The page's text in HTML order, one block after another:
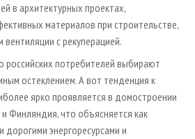
в архитектурных проектах,
материалов при строительстве,
с рекуперацией.
российских потребителей выбирают
остеклением. А вот тенденция к
ярко проявляется в домостроении
и Финляндия, что объясняется как
энергоресурсами и